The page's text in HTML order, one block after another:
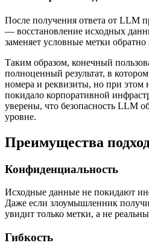
После получения ответа от LLM
— восстановление исходных
заменяет условные метки обратно
Таким образом, конечный
полноценный результат, в
номера и реквизиты, но при этом
покидало корпоративной
уверены, что безопасность LLM
уровне.
Преимущества
Конфиденциальность
Исходные данные не покидают
Даже если злоумышленник
увидит только метки, а не
Гибкость